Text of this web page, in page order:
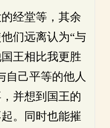
经堂等，其余
们远离认为“与
王相比我更胜
自己平等的他人
并想到国王的
。同时也能摧